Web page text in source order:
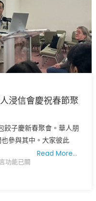
钢琴家Darek演绎一场古筝
浸信會慶祝春節聚
餃子慶新春聚會。華人朋
參與其中。大家彼此
Read More…
功能已關